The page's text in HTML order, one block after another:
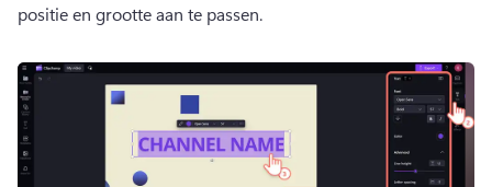
positie en grootte aan te passen.